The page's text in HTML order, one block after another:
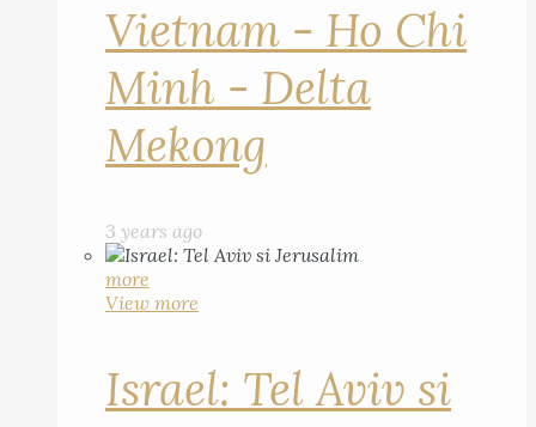
Vietnam - Ho Chi
Minh - Delta
Mekong
3 years ago
more
View more
Israel: Tel Aviv si